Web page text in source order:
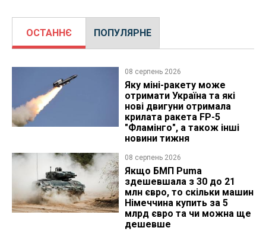
ОСТАННЄ ПОПУЛЯРНЕ
08 серпень 2026
Яку міні-ракету може
отримати Україна та які
нові двигуни отримала
крилата ракета FP-5
"Фламінго", а також інші
новини тижня
08 серпень 2026
Якщо БМП Puma
здешевшала з 30 до 21
млн євро, то скільки машин
Німеччина купить за 5
млрд євро та чи можна ще
дешевше